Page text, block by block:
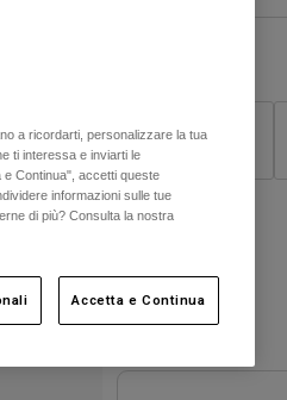
S
a ricordarti, personalizzare la tua
ti interessa e inviarti le
Continua", accetti queste
informazioni sulle tue
di più? Consulta la nostra
Accetta e Continua